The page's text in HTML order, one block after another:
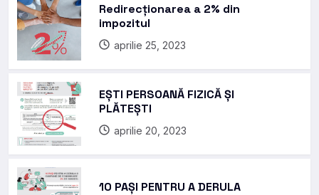
Redirecționarea a 2% din
impozitul
aprilie 25, 2023
EȘTI PERSOANĂ FIZICĂ ȘI
PLĂTEȘTI
aprilie 20, 2023
10 PAȘI PENTRU A DERULA